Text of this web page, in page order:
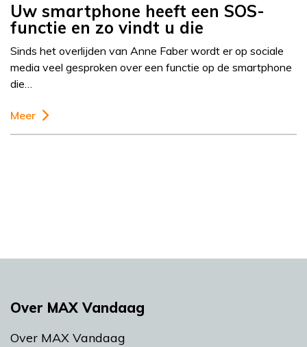
Uw smartphone heeft een SOS-
functie en zo vindt u die
Sinds het overlijden van Anne Faber wordt er op sociale
media veel gesproken over een functie op de smartphone
die…
Meer
Over MAX Vandaag
Over MAX Vandaag